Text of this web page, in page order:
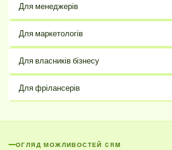
ефективність роботи.
Для менеджерів
команди.
Для маркетологів
результативність кампаній.
Для власників бізнесу
та приймайте обґрунтовані рішення.
Для фрілансерів
деталі співпраці.
ОГЛЯД МОЖЛИВОСТЕЙ CRM